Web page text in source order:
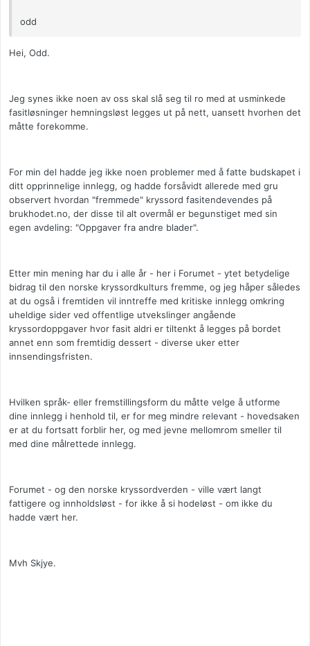
odd
Hei, Odd.
Jeg synes ikke noen av oss skal slå seg til ro med at usminkede
fasitløsninger hemningsløst legges ut på nett, uansett hvorhen det
måtte forekomme.
For min del hadde jeg ikke noen problemer med å fatte budskapet i
ditt opprinnelige innlegg, og hadde forsåvidt allerede med gru
observert hvordan "fremmede" kryssord fasitendevendes på
brukhodet.no, der disse til alt overmål er begunstiget med sin
egen avdeling: "Oppgaver fra andre blader".
Etter min mening har du i alle år - her i Forumet - ytet betydelige
bidrag til den norske kryssordkulturs fremme, og jeg håper således
at du også i fremtiden vil inntreffe med kritiske innlegg omkring
uheldige sider ved offentlige utvekslinger angående
kryssordoppgaver hvor fasit aldri er tiltenkt å legges på bordet
annet enn som fremtidig dessert - diverse uker etter
innsendingsfristen.
Hvilken språk- eller fremstillingsform du måtte velge å utforme
dine innlegg i henhold til, er for meg mindre relevant - hovedsaken
er at du fortsatt forblir her, og med jevne mellomrom smeller til
med dine målrettede innlegg.
Forumet - og den norske kryssordverden - ville vært langt
fattigere og innholdsløst - for ikke å si hodeløst - om ikke du
hadde vært her.
Mvh Skjye.